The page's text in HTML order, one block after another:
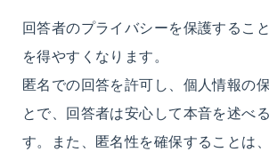
回答者のプライバシーを保護するこ
を得やすくなります。
匿名での回答を許可し、個人情報の
とで、回答者は安心して本音を述べ
す。また、匿名性を確保することは